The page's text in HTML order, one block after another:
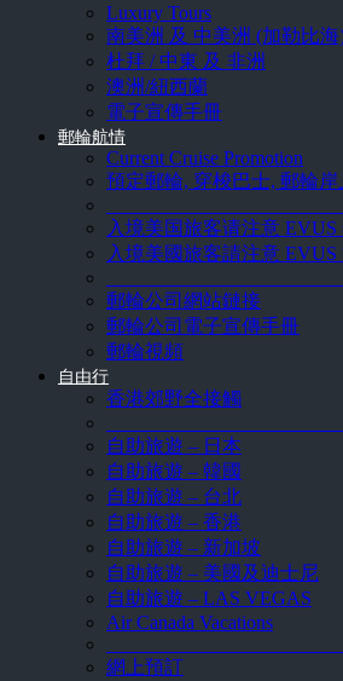
Luxury Tours
南美洲 及 中美洲 (加勒比海
杜拜 / 中東 及 非洲
澳洲/紐西蘭
電子宣傳手冊
郵輪航情
Current Cruise Promotion
預定郵輪, 穿梭巴士, 郵輪岸
入境美国旅客请注意
入境美國旅客請注意 EVUS
郵輪公司網站鏈接
郵輪公司電子宣傳手冊
郵輪視頻
自由行
香港郊野全接觸
自助旅遊 – 日本
自助旅遊 – 韓國
自助旅遊 – 台北
自助旅遊 – 香港
自助旅遊 – 新加坡
自助旅遊 – 美國及迪士尼
自助旅遊 – LAS VEGAS
Air Canada Vacations
網上預訂